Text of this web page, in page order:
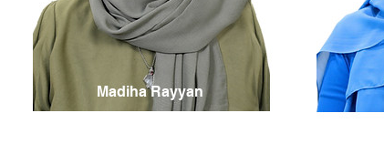
Madiha Rayyan
Comptable